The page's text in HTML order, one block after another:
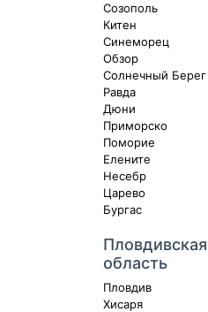
Созополь
Китен
Синеморец
Обзор
Солнечный Берег
Равда
Дюни
Приморско
Поморие
Елените
Несебр
Царево
Бургас
Пловдивская
область
Пловдив
Хисаря